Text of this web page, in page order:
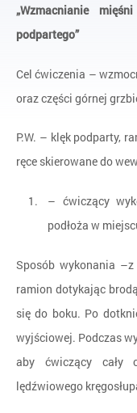
„Wzmacnianie
podpartego”
Cel ćwiczenia –
oraz części górnej
P.W. – klęk podparty,
ręce skierowane do
– ćwiczący
podłoża w
Sposób wykonania
ramion dotykając
się do boku. Po
wyjściowej. Podczas
aby ćwiczący cały
lędźwiowego